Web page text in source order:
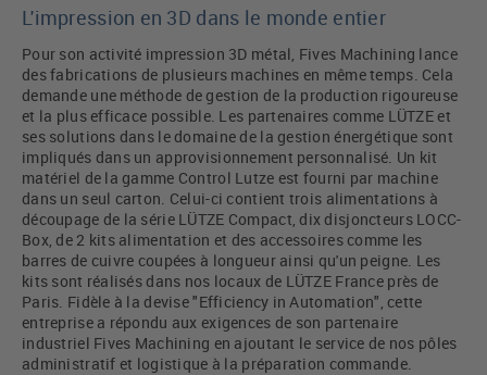
L'impression en 3D dans le monde entier
Pour son activité impression 3D métal, Fives Machining lance
des fabrications de plusieurs machines en même temps. Cela
demande une méthode de gestion de la production rigoureuse
et la plus efficace possible. Les partenaires comme LÜTZE et
ses solutions dans le domaine de la gestion énergétique sont
impliqués dans un approvisionnement personnalisé. Un kit
matériel de la gamme Control Lutze est fourni par machine
dans un seul carton. Celui-ci contient trois alimentations à
découpage de la série LÜTZE Compact, dix disjoncteurs LOCC-
Box, de 2 kits alimentation et des accessoires comme les
barres de cuivre coupées à longueur ainsi qu'un peigne. Les
kits sont réalisés dans nos locaux de LÜTZE France près de
Paris. Fidèle à la devise "Efficiency in Automation", cette
entreprise a répondu aux exigences de son partenaire
industriel Fives Machining en ajoutant le service de nos pôles
administratif et logistique à la préparation commande.